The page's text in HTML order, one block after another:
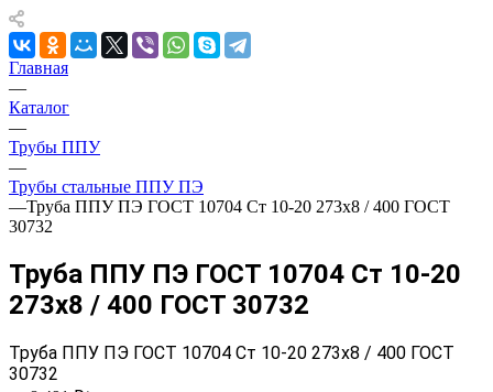
Главная
—
Каталог
—
Трубы ППУ
—
Трубы стальные ППУ ПЭ
—Труба ППУ ПЭ ГОСТ 10704 Ст 10-20 273x8 / 400 ГОСТ
30732
Труба ППУ ПЭ ГОСТ 10704 Ст 10-20
273x8 / 400 ГОСТ 30732
Труба ППУ ПЭ ГОСТ 10704 Ст 10-20 273x8 / 400 ГОСТ
30732